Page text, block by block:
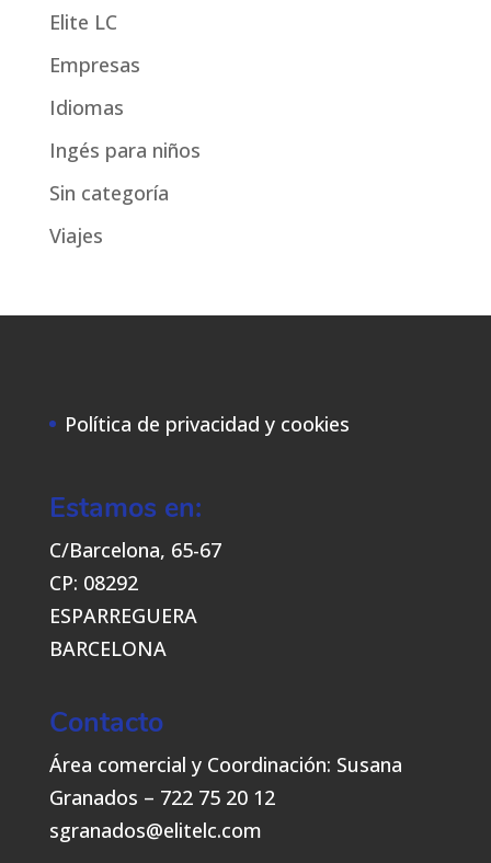
Elite LC
Empresas
Idiomas
Ingés para niños
Sin categoría
Viajes
Política de privacidad y cookies
Estamos en:
C/Barcelona, 65-67
CP: 08292
ESPARREGUERA
BARCELONA
Contacto
Área comercial y Coordinación: Susana
Granados – 722 75 20 12
sgranados@elitelc.com